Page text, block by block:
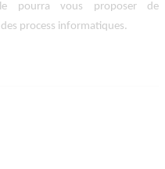
pourra vous proposer de
process informatiques.